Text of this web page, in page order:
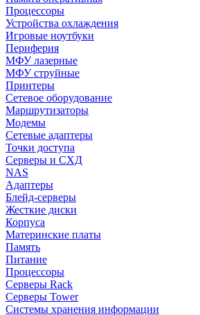
Процессоры
Устройства охлаждения
Игровые ноутбуки
Периферия
МФУ лазерные
МФУ струйные
Принтеры
Сетевое оборудование
Маршрутизаторы
Модемы
Сетевые адаптеры
Точки доступа
Серверы и СХД
NAS
Адаптеры
Блейд-серверы
Жесткие диски
Корпуса
Материнские платы
Память
Питание
Процессоры
Серверы Rack
Серверы Tower
Системы хранения информации